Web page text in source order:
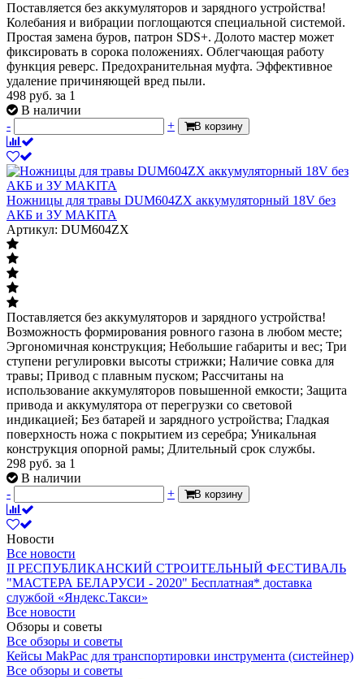
Поставляется без аккумуляторов и зарядного устройства!
Колебания и вибрации поглощаются специальной системой.
Простая замена буров, патрон SDS+. Долото мастер может
фиксировать в сорока положениях. Облегчающая работу
функция реверс. Предохранительная муфта. Эффективное
удаление причиняющей вред пыли.
498 руб. за 1
В наличии
-
+ В корзину
Ножницы для травы DUM604ZX аккумуляторный 18V без
АКБ и ЗУ MAKITA
Артикул: DUM604ZX
Поставляется без аккумуляторов и зарядного устройства!
Возможность формирования ровного газона в любом месте;
Эргономичная конструкция; Небольшие габариты и вес; Три
ступени регулировки высоты стрижки; Наличие совка для
травы; Привод с плавным пуском; Рассчитаны на
использование аккумуляторов повышенной емкости; Защита
привода и аккумулятора от перегрузки со световой
индикацией; Без батарей и зарядного устройства; Гладкая
поверхность ножа с покрытием из серебра; Уникальная
конструкция опорной рамы; Длительный срок службы.
298 руб. за 1
В наличии
-
+ В корзину
Новости
Все новости
II РЕСПУБЛИКАНСКИЙ СТРОИТЕЛЬНЫЙ ФЕСТИВАЛЬ
"МАСТЕРА БЕЛАРУСИ - 2020" Бесплатная* доставка
службой «Яндекс.Такси»
Все новости
Обзоры и советы
Все обзоры и советы
Кейсы MakPac для транспортировки инструмента (систейнер)
Все обзоры и советы